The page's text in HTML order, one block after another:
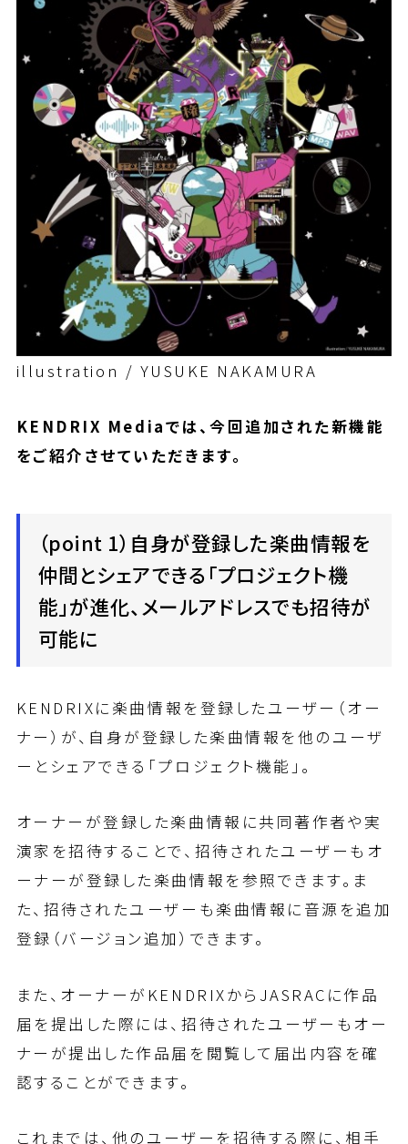
illustration / YUSUKE NAKAMURA
KENDRIX Mediaでは、今回追加された新機能
をご紹介させていただきます。
（point 1）自身が登録した楽曲情報を
仲間とシェアできる「プロジェクト機
能」が進化、メールアドレスでも招待が
可能に
KENDRIXに楽曲情報を登録したユーザー（オー
ナー）が、自身が登録した楽曲情報を他のユーザ
ーとシェアできる「プロジェクト機能」。
オーナーが登録した楽曲情報に共同著作者や実
演家を招待することで、招待されたユーザーもオ
ーナーが登録した楽曲情報を参照できます。ま
た、招待されたユーザーも楽曲情報に音源を追加
登録（バージョン追加）できます。
また、オーナーがKENDRIXからJASRACに作品
届を提出した際には、招待されたユーザーもオー
ナーが提出した作品届を閲覧して届出内容を確
認することができます。
これまでは、他のユーザーを招待する際に、相手